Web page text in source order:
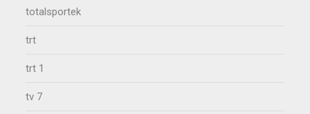
totalsportek
trt
trt 1
tv 7